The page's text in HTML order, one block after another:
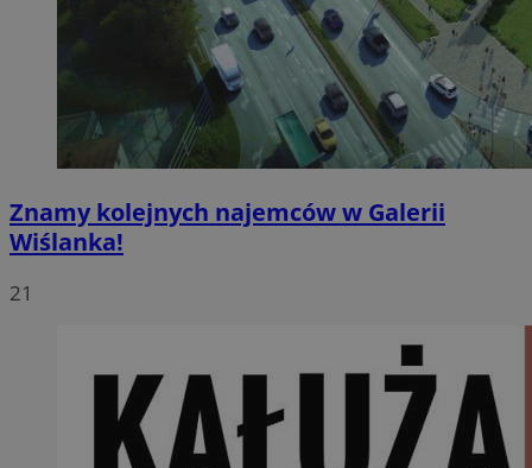
Znamy kolejnych najemców w Galerii
Wiślanka!
21